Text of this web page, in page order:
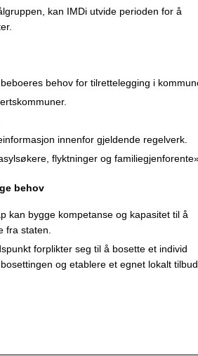
kan IMDi utvide perioden for å
behov for tilrettelegging i
innenfor gjeldende regelverk.
flyktninger og
behov
kan bygge kompetanse og kapasitet til å
fra staten.
forplikter seg til å bosette et individ
og etablere et egnet lokalt tilbud.